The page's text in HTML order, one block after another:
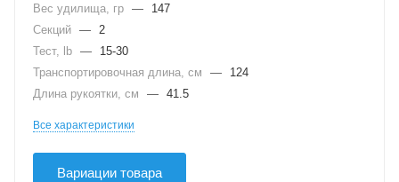
Вес удилища, гр —
147
Секций — 2
Тест, lb —
15-30
Транспортировочная длина, см
—
124
Длина рукоятки, см
— 41.5
Все характеристики
Вариации товара